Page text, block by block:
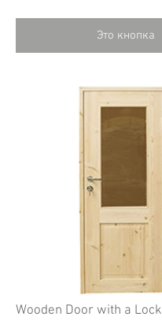
Это кнопка
Wooden Door with a Lock